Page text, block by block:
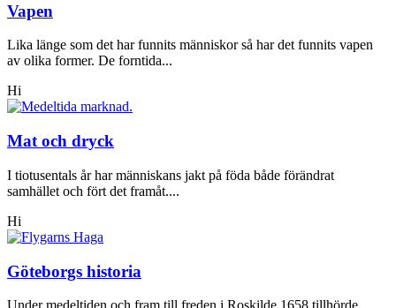
Vapen
Lika länge som det har funnits människor så har det funnits vapen
av olika former. De forntida...
Hi
Mat och dryck
I tiotusentals år har människans jakt på föda både förändrat
samhället och fört det framåt....
Hi
Göteborgs historia